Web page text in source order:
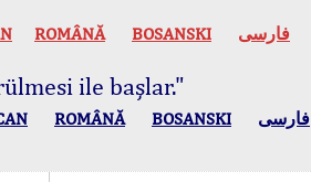
ROMÂNĂ BOSANSKI فارسی
ile başlar."
ROMÂNĂ BOSANSKI فارسی